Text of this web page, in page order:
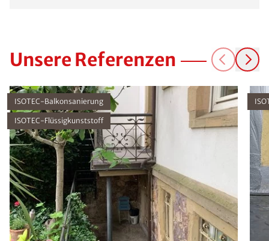
Unsere Referenzen
ISOTEC-Balkonsanierung
ISOTEC-Flüssigkunststoff